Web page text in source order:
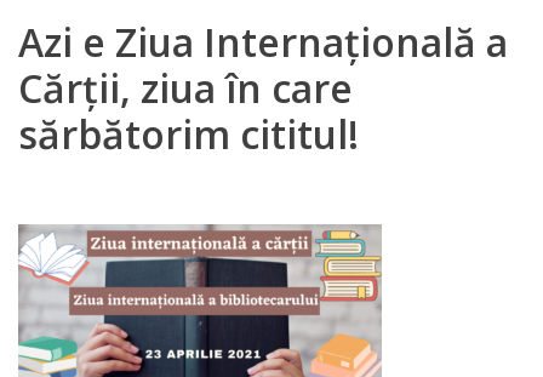
DGPDC
Subdiviziuni/Servicii
Structura
Orarul
audienței
Azi e Ziua Internațională a
Cărții, ziua în care
sărbătorim cititul!